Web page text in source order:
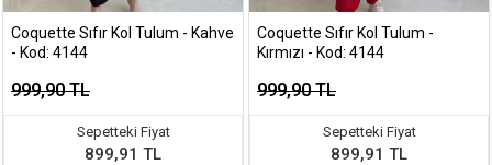
Coquette Sıfır Kol Tulum - Kahve
- Kod: 4144
999,90 TL
Sepetteki Fiyat
899,91 TL
Coquette Sıfır Kol Tulum -
Kırmızı - Kod: 4144
999,90 TL
Sepetteki Fiyat
899,91 TL